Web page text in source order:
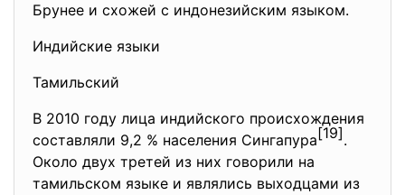
Брунее и схожей с индонезийским языком.
Индийские языки
Тамильский
В 2010 году лица индийского происхождения
составляли 9,2 % населения Сингапура[19].
Около двух третей из них говорили на
тамильском языке и являлись выходцами из